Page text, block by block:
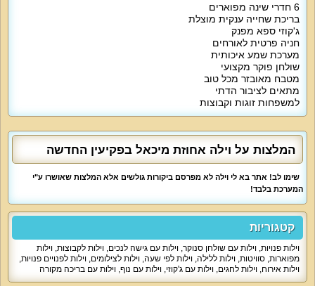
6 חדרי שינה מפוארים
בריכת שחייה ענקית מוצלת
ג'קוזי ספא מפנק
חניה פרטית לאורחים
מערכת שמע איכותית
שולחן פוקר מקצועי
מטבח מאובזר מכל טוב
מתאים לציבור הדתי
למשפחות זוגות וקבוצות
מיטב הנופים של הגליל המערבי.
על קצה המזלג:
לצפייה בסרטים, מטבח מדהים וחצר נופש עם בריכה, ג'קוזי, מיטות שיזוף ושאר
אטרקציות.
מה הוילה כוללת:
יוקרתי, מטבח וחצר נופש. האורחים לנים בחדרי שינה עם מיטות זוגיות, כלי מיטה
פינת ישיבה, מסך ענק של 50 אינץ', מערכת קולנוע ביתית, מערכת שמע ושולחן פוקר
מקצועי. וילה אחוזת מיכאל מאפשרת גם בישול ואירוח ארוחות משפחתיות/חג,
ומייחם, כלים, פינת אוכל ל-12.
אטרקציות מיוחדות בוילה:
המלצות על וילה אחוזת מיכאל בפקיעין החדשה
שימו לב! אתר בא לי וילה לא מפרסם ביקורות גולשים אלא המלצות שאושרו ע"י
המערכת בלבד!
קטגוריות
וילות פנויות, וילות עם שולחן סנוקר, וילות עם גישה לנכים, וילות לקבוצות, וילות
מפוארות, סוויטות, וילות ללילה, וילות לפי שעה, וילות לצילומים, וילות לפנויים פנויות,
וילות אירוח, וילות לחגים, וילות עם ג'קוזי, וילות עם נוף, וילות עם בריכה מקורה